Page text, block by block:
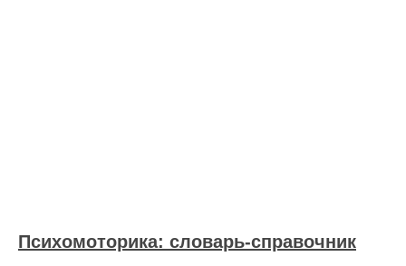
Психомоторика: cловарь-справочник